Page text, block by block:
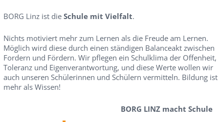
BORG Linz ist die Schule mit Vielfalt.
Nichts motiviert mehr zum Lernen als die Freude am Lernen.
Möglich wird diese durch einen ständigen Balanceakt zwischen
Fordern und Fördern. Wir pflegen ein Schulklima der Offenheit,
Toleranz und Eigenverantwortung, und diese Werte wollen wir
auch unseren Schülerinnen und Schülern vermitteln. Bildung ist
mehr als Wissen!
BORG LINZ macht Schule